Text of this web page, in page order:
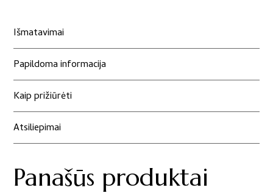
Išmatavimai
Papildoma informacija
Kaip prižiūrėti
Atsiliepimai
Panašūs produktai